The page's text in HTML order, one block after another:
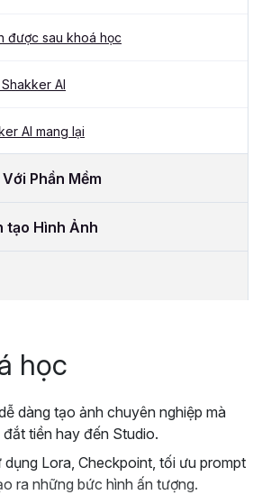
được sau khoá học
AI
AI mang lại
Phần Mềm
tạo Hình Ảnh
học
dàng tạo ảnh chuyên nghiệp mà
tiền hay đến Studio.
Lora, Checkpoint, tối ưu prompt
ra những bức hình ấn tượng.